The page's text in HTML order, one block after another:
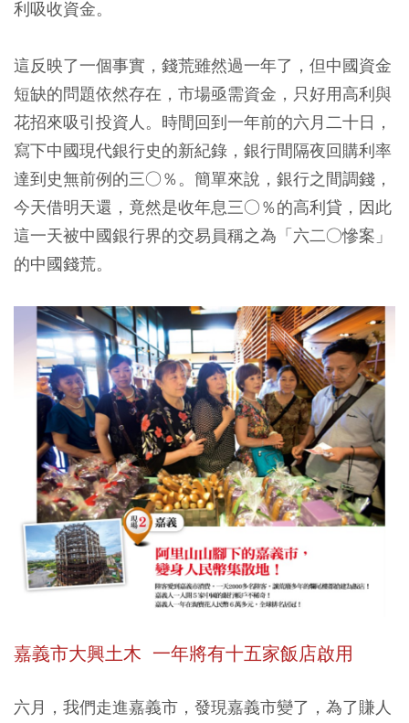
利吸收資金。
這反映了一個事實，錢荒雖然過一年了，但中國資金
短缺的問題依然存在，市場亟需資金，只好用高利與
花招來吸引投資人。時間回到一年前的六月二十日，
寫下中國現代銀行史的新紀錄，銀行間隔夜回購利率
達到史無前例的三○％。簡單來說，銀行之間調錢，
今天借明天還，竟然是收年息三○％的高利貸，因此
這一天被中國銀行界的交易員稱之為「六二○慘案」
的中國錢荒。
嘉義市大興土木 一年將有十五家飯店啟用
六月，我們走進嘉義市，發現嘉義市變了，為了賺人